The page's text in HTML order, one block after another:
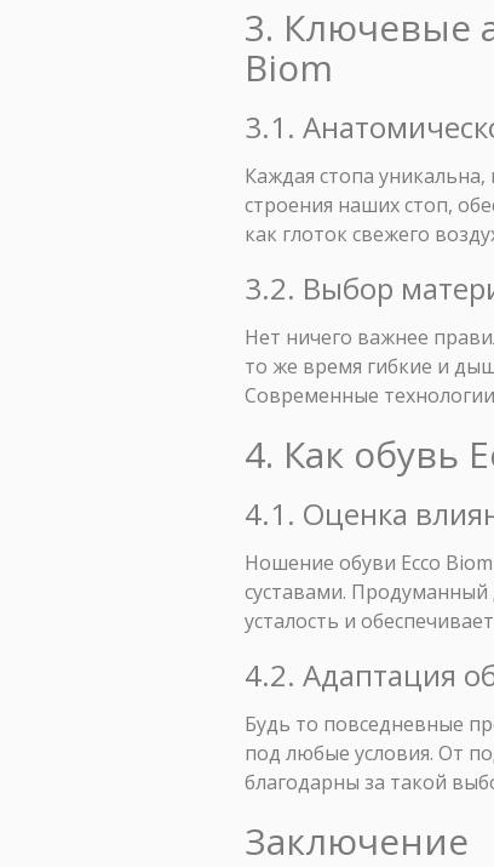
3. Ключевые
Biom
3.1.
Каждая стопа уникальна,
строения наших стоп,
как глоток свежего
3.2. Выбор
Нет ничего важнее
то же время гибкие и
Современные
4. Как обувь
4.1. Оценка
Ношение обуви Ecco
суставами.
усталость и
4.2. Адаптация
Будь то повседневные
под любые условия. От
благодарны за такой
Заключение